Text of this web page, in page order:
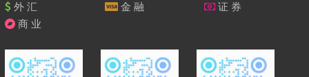
外 汇
金 融
证 券
商 业